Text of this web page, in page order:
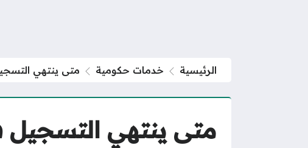
الرئيسية خدمات حكومية متى ينتهي
متى ينتهي التسجيل